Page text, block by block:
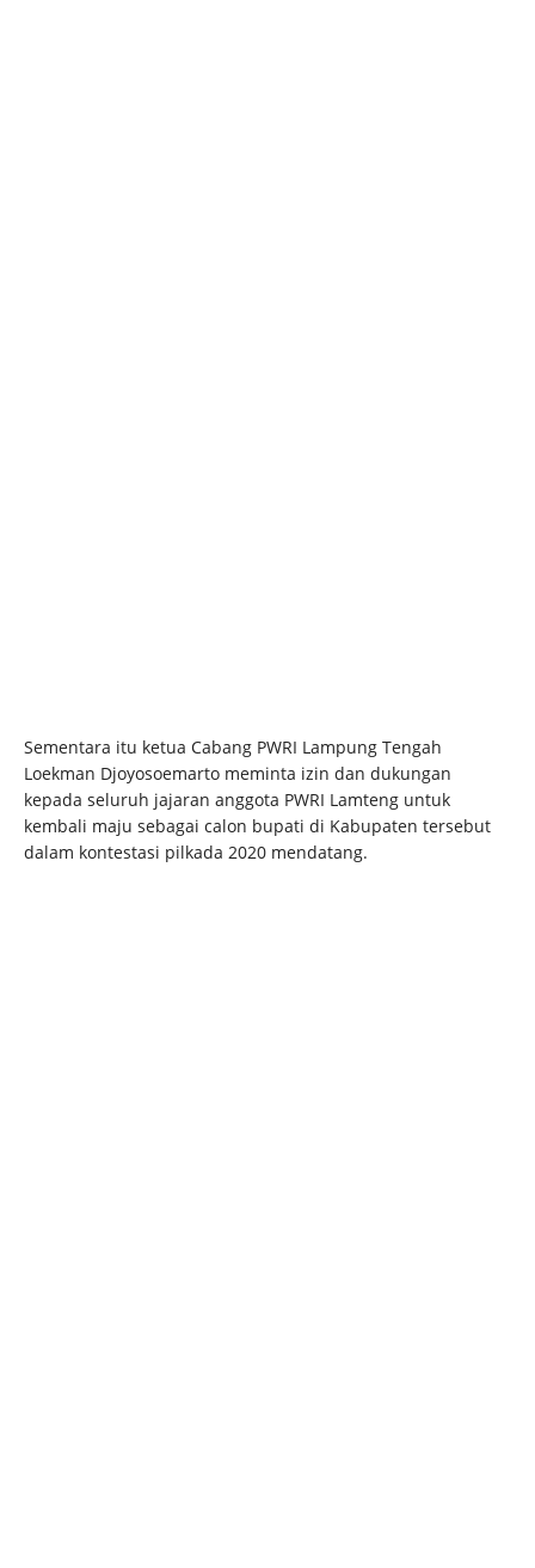
Sementara itu ketua Cabang PWRI Lampung Tengah
Loekman Djoyosoemarto meminta izin dan dukungan
kepada seluruh jajaran anggota PWRI Lamteng untuk
kembali maju sebagai calon bupati di Kabupaten tersebut
dalam kontestasi pilkada 2020 mendatang.